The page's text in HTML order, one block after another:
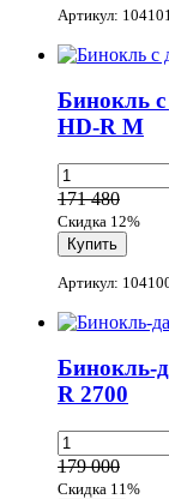
Артикул: 104101
Бинокль
HD-R M
171 480
Скидка 12%
Артикул:
Бинокль-
R 2700
179 000
Скидка 11%